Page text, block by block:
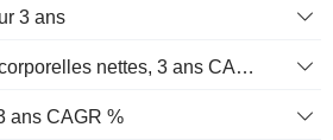
3 ans
Immobilisations corporelles nettes, 3 ans CAGR %
ans CAGR %